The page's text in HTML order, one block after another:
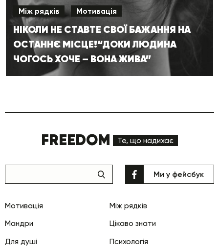
Між рядків Мотивація
НІКОЛИ НЕ СТАВТЕ СВОЇ БАЖАННЯ НА
ОСТАННЄ МІСЦЕ!“ДОКИ ЛЮДИНА
ЧОГОСЬ ХОЧЕ – ВОНА ЖИВА”
FREEDOM Те, що надихає
Мотивація
Між рядків
Мандри
Цікаво знати
Для душі
Психологія
Ми у фейсбук